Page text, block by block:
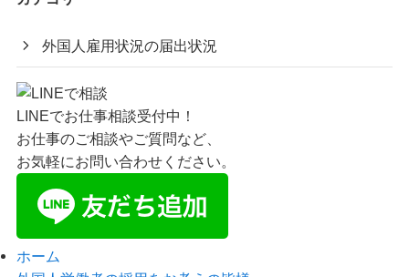
外国人雇用状況の届出状況
LINEでお仕事相談受付中！
お仕事のご相談やご質問など、
お気軽にお問い合わせください。
ホーム